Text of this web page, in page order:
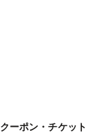
クーポン・チケット